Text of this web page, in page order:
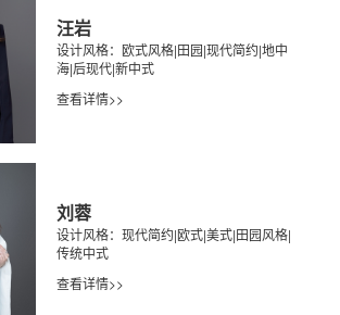
汪岩
设计风格：欧式风格|田园|现代简约|地中
海|后现代|新中式
查看详情>>
刘蓉
设计风格：现代简约|欧式|美式|田园风格|
传统中式
查看详情>>